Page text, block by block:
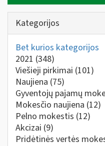
Kategorijos
Bet kurios kategorijos
2021 (348)
Viešieji pirkimai (101)
Naujiena (75)
Gyventojų pajamų
Mokesčio naujiena (12)
Pelno mokestis (12)
Akcizai (9)
Pridėtinės vertės